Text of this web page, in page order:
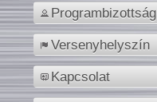
Programbizottság
Versenyhelyszín
Kapcsolat